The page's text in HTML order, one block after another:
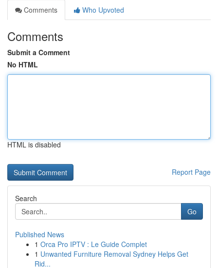
Comments
Who Upvoted
Comments
Submit a Comment
No HTML
HTML is disabled
Report Page
Search
Go
Published News
1 Orca Pro IPTV : Le Guide Complet
1 Unwanted Furniture Removal Sydney Helps Get
Rid...